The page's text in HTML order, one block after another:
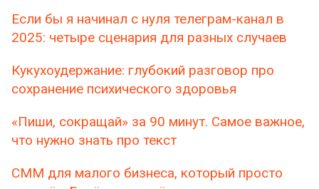
Если бы я начинал с нуля телеграм-канал в
2025: четыре сценария для разных случаев
Кукухоудержание: глубокий разговор про
сохранение психического здоровья
«Пиши, сокращай» за 90 минут. Самое важное,
что нужно знать про текст
СММ для малого бизнеса, который просто